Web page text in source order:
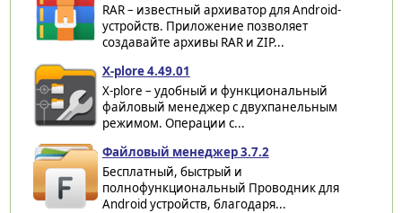
RAR – известный архиватор для Android-
устройств. Приложение позволяет
создавайте архивы RAR и ZIP...
X-plore 4.49.01
X-plore – удобный и функциональный
файловый менеджер с двухпанельным
режимом. Операции с...
Файловый менеджер 3.7.2
Бесплатный, быстрый и
полнофункциональный Проводник для
Android устройств, благодаря...